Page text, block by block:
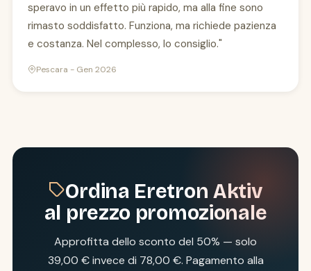
speravo in un effetto più rapido, ma alla fine sono
rimasto soddisfatto. Funziona, ma richiede pazienza
e costanza. Nel complesso, lo consiglio."
Pescara - Gen 2026
Ordina Eretron Aktiv
al prezzo promozionale
Approfitta dello sconto del 50% — solo
39,00 € invece di 78,00 €. Pagamento alla